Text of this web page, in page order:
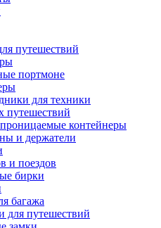
путешествий
портмоне
для техники
путешествий
контейнеры
и держатели
и поездов
бирки
багажа
для путешествий